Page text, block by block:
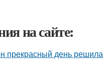
на сайте:
прекрасный день решила